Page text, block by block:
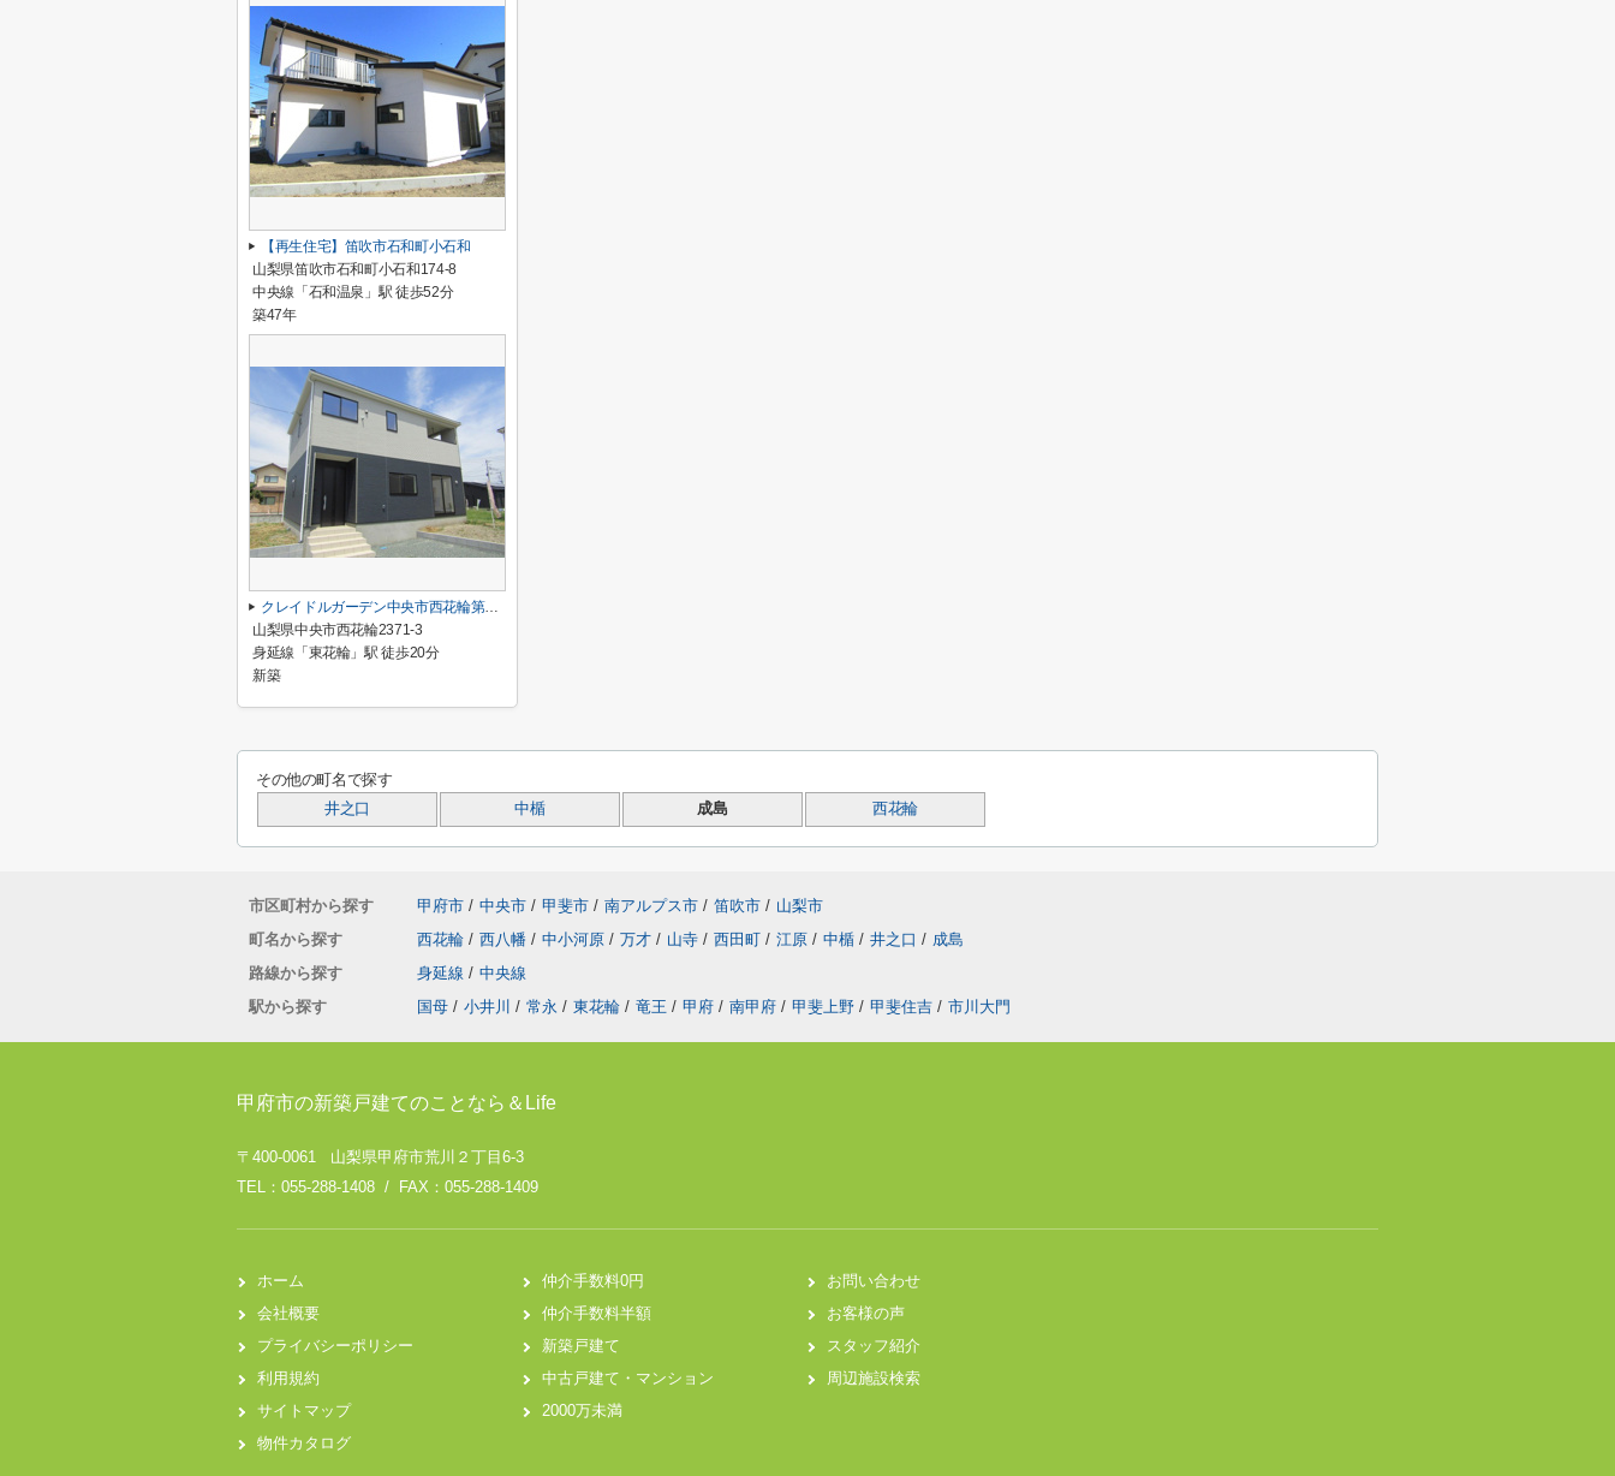
【再生住宅】笛吹市石和町小石和
山梨県笛吹市石和町小石和174-8
中央線「石和温泉」駅 徒歩52分
築47年
クレイドルガーデン中央市西花輪第2 1号棟
山梨県中央市西花輪2371-3
身延線「東花輪」駅 徒歩20分
新築
その他の町名で探す
井之口 中楯 成島 西花輪
市区町村から探す 甲府市 / 中央市 / 甲斐市 / 南アルプス市 / 笛吹市 / 山梨市
町名から探す
西花輪 / 西八幡 / 中小河原 / 万才 / 山寺 / 西田町 / 江原 / 中楯 / 井之口 / 成島
路線から探す
身延線 / 中央線
駅から探す
国母 / 小井川 / 常永 / 東花輪 / 竜王 / 甲府 / 南甲府 / 甲斐上野 / 甲斐住吉 / 市川大門
甲府市の新築戸建てのことなら＆Life
〒400-0061 山梨県甲府市荒川２丁目6-3
TEL：055-288-1408 / FAX：055-288-1409
ホーム
会社概要
プライバシーポリシー
利用規約
サイトマップ
物件カタログ
仲介手数料0円
仲介手数料半額
新築戸建て
中古戸建て・マンション
2000万未満
お問い合わせ
お客様の声
スタッフ紹介
周辺施設検索